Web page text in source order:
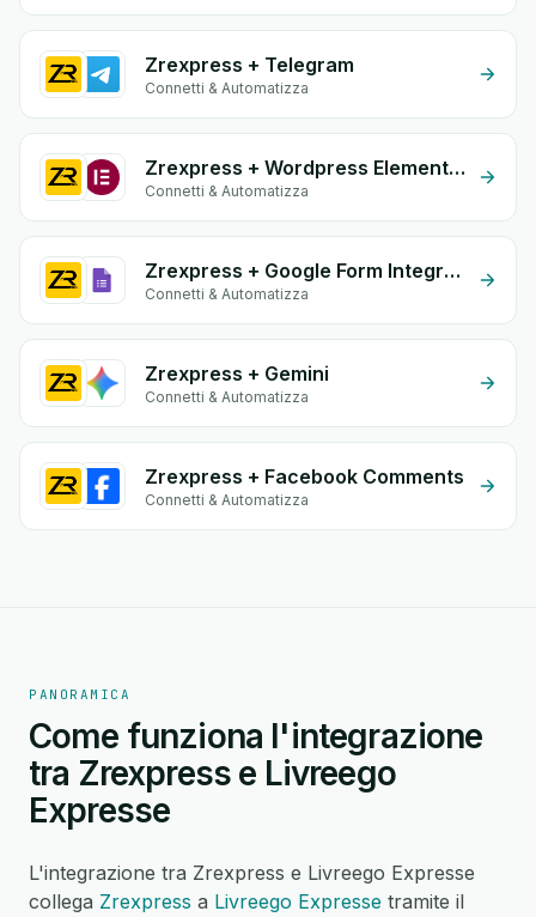
Zrexpress + Telegram
Connetti & Automatizza
Zrexpress + Wordpress Elementor
Connetti & Automatizza
Zrexpress + Google Form Integration
Connetti & Automatizza
Zrexpress + Gemini
Connetti & Automatizza
Zrexpress + Facebook Comments
Connetti & Automatizza
PANORAMICA
Come funziona l'integrazione
tra Zrexpress e Livreego
Expresse
L'integrazione tra Zrexpress e Livreego Expresse
collega Zrexpress a Livreego Expresse tramite il